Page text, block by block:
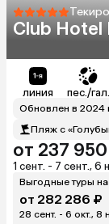
Club Hotel
линия пес./гал.
Обновлен в 2024
Пляж с
от 237
1 сент. - 7 сент., 6
Выгодные туры
от 282 286 ₽
28 сент. - 6 окт., 8